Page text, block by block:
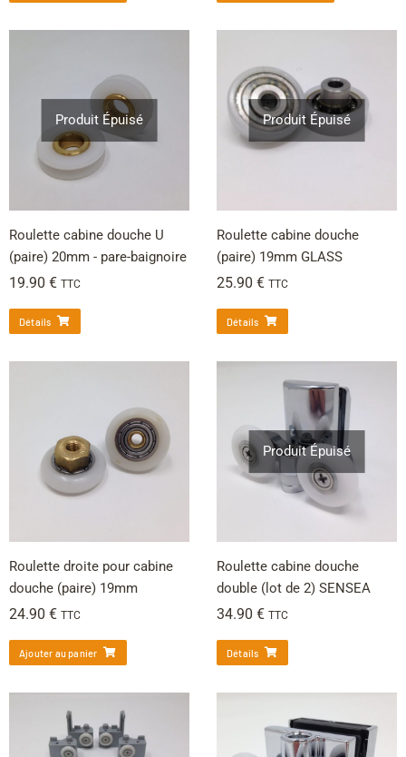
Produit Épuisé
Roulette cabine douche U
(paire) 20mm - pare-baignoire
19.90 € TTC
Détails
Produit Épuisé
Roulette cabine douche
(paire) 19mm GLASS
25.90 € TTC
Détails
Roulette droite pour cabine
douche (paire) 19mm
24.90 € TTC
Ajouter au panier
Produit Épuisé
Roulette cabine douche
double (lot de 2) SENSEA
34.90 € TTC
Détails